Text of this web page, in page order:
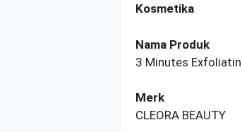
Kosmetika
Nama Produk
3 Minutes
Merk
CLEORA BEAUTY